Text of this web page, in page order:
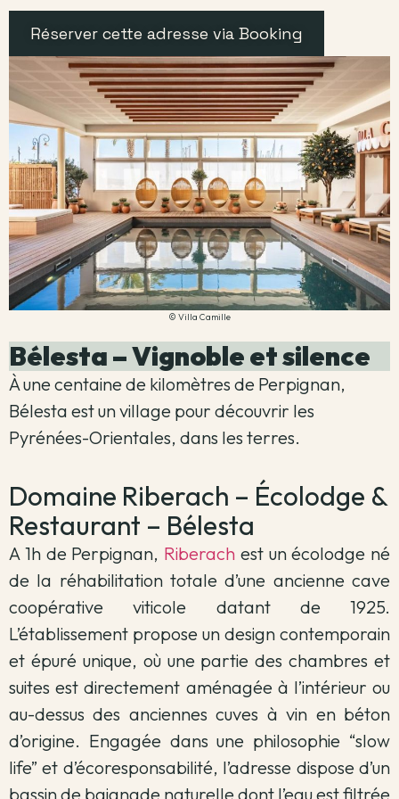
Réserver cette adresse via Booking
© Villa Camille
Bélesta – Vignoble et silence
À une centaine de kilomètres de Perpignan,
Bélesta est un village pour découvrir les
Pyrénées-Orientales, dans les terres.
Domaine Riberach – Écolodge &
Restaurant – Bélesta
A 1h de Perpignan, Riberach est un écolodge né
de la réhabilitation totale d’une ancienne cave
coopérative viticole datant de 1925.
L’établissement propose un design contemporain
et épuré unique, où une partie des chambres et
suites est directement aménagée à l’intérieur ou
au-dessus des anciennes cuves à vin en béton
d’origine. Engagée dans une philosophie “slow
life” et d’écoresponsabilité, l’adresse dispose d’un
bassin de baignade naturelle dont l’eau est filtrée